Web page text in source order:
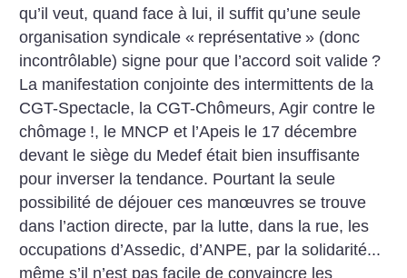
qu’il veut, quand face à lui, il suffit qu’une seule
organisation syndicale « représentative » (donc
incontrôlable) signe pour que l’accord soit valide ?
La manifestation conjointe des intermittents de la
CGT-Spectacle, la CGT-Chômeurs, Agir contre le
chômage !, le MNCP et l’Apeis le 17 décembre
devant le siège du Medef était bien insuffisante
pour inverser la tendance. Pourtant la seule
possibilité de déjouer ces manœuvres se trouve
dans l’action directe, par la lutte, dans la rue, les
occupations d’Assedic, d’ANPE, par la solidarité...
même s’il n’est pas facile de convaincre les